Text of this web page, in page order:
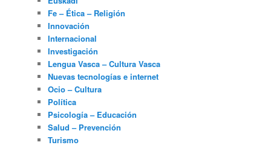
Fe – Ética – Religión
Innovación
Internacional
Investigación
Lengua Vasca – Cultura Vasca
Nuevas tecnologías e internet
Ocio – Cultura
Política
Psicología – Educación
Salud – Prevención
Turismo